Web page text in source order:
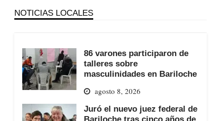
NOTICIAS LOCALES
86 varones participaron de
talleres sobre
masculinidades en Bariloche
agosto 8, 2026
Juró el nuevo juez federal de
Bariloche tras cinco años de